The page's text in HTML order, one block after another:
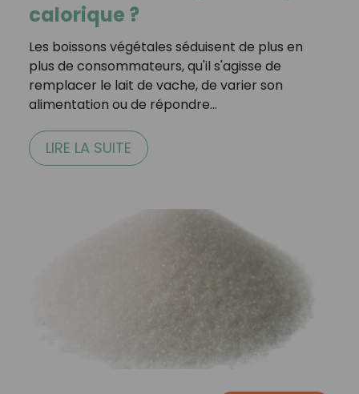
calorique ?
Les boissons végétales séduisent de plus en
plus de consommateurs, qu'il s'agisse de
remplacer le lait de vache, de varier son
alimentation ou de répondre…
LIRE LA SUITE